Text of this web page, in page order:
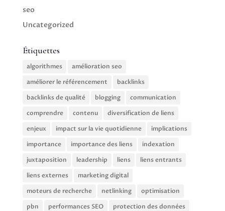
seo
Uncategorized
Étiquettes
algorithmes
amélioration seo
améliorer le référencement
backlinks
backlinks de qualité
blogging
communication
comprendre
contenu
diversification de liens
enjeux
impact sur la vie quotidienne
implications
importance
importance des liens
indexation
juxtaposition
leadership liens
liens entrants
liens externes
marketing digital
moteurs de recherche
netlinking
optimisation
pbn
performances SEO
protection des données